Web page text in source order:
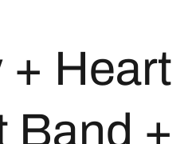
+ Heart
Band +